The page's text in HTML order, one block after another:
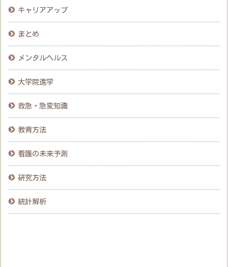
キャリアアップ
まとめ
メンタルヘルス
大学院進学
救急・急変知識
教育方法
看護の未来予測
研究方法
統計解析